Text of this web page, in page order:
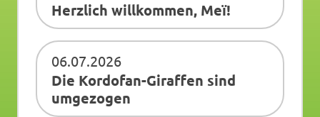
Herzlich willkommen, Meï!
06.07.2026
Die Kordofan-Giraffen sind
umgezogen